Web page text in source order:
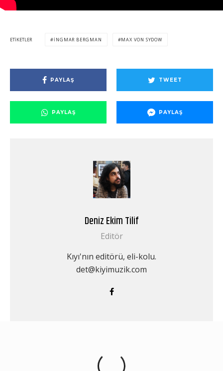
ETIKETLER INGMAR BERGMAN MAX VON SYDOW
PAYLAŞ TWEET
PAYLAŞ PAYLAŞ
Deniz Ekim Tilif
Editör
Kıyı'nın editörü, eli-kolu.
det@kiyimuzik.com